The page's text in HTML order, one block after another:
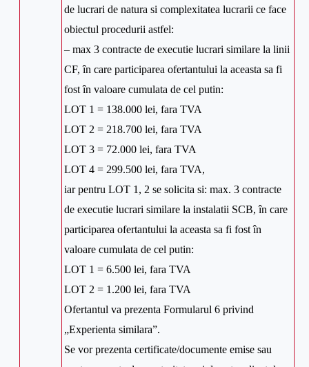
de lucrari de natura si complexitatea lucrarii ce face
obiectul procedurii astfel:
– max 3 contracte de executie lucrari similare la linii
CF, în care participarea ofertantului la aceasta sa fi
fost în valoare cumulata de cel putin:
LOT 1 = 138.000 lei, fara TVA
LOT 2 = 218.700 lei, fara TVA
LOT 3 = 72.000 lei, fara TVA
LOT 4 = 299.500 lei, fara TVA,
iar pentru LOT 1, 2 se solicita si: max. 3 contracte
de executie lucrari similare la instalatii SCB, în care
participarea ofertantului la aceasta sa fi fost în
valoare cumulata de cel putin:
LOT 1 = 6.500 lei, fara TVA
LOT 2 = 1.200 lei, fara TVA
Ofertantul va prezenta Formularul 6 privind
„Experienta similara”.
Se vor prezenta certificate/documente emise sau